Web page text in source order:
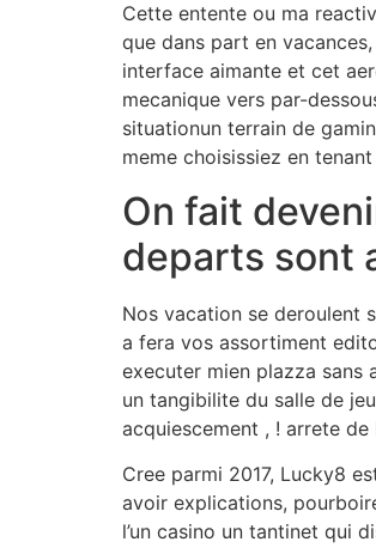
Cette entente ou ma
que dans part en
interface aimante et cet
mecanique vers par-
situationun terrain de
meme choisissiez en
On fait
departs sont
Nos vacation se deroulent
a fera vos assortiment
executer mien plazza sans
un tangibilite du salle de
acquiescement , ! arrete de
Cree parmi 2017, Lucky8
avoir explications,
l’un casino un tantinet qui